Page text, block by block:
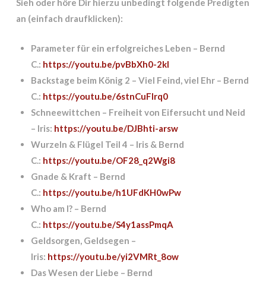
Sieh oder höre Dir hierzu unbedingt folgende Predigten
an (einfach draufklicken):
Parameter für ein erfolgreiches Leben – Bernd
C.: https://youtu.be/pvBbXh0-2kI
Backstage beim König 2 – Viel Feind, viel Ehr – Bernd
C.: https://youtu.be/6stnCuFlrq0
Schneewittchen – Freiheit von Eifersucht und Neid
– Iris: https://youtu.be/DJBhti-arsw
Wurzeln & Flügel Teil 4 – Iris & Bernd
C.: https://youtu.be/OF28_q2Wgi8
Gnade & Kraft – Bernd
C.: https://youtu.be/h1UFdKH0wPw
Who am I? – Bernd
C.: https://youtu.be/S4y1assPmqA
Geldsorgen, Geldsegen –
Iris: https://youtu.be/yi2VMRt_8ow
Das Wesen der Liebe – Bernd